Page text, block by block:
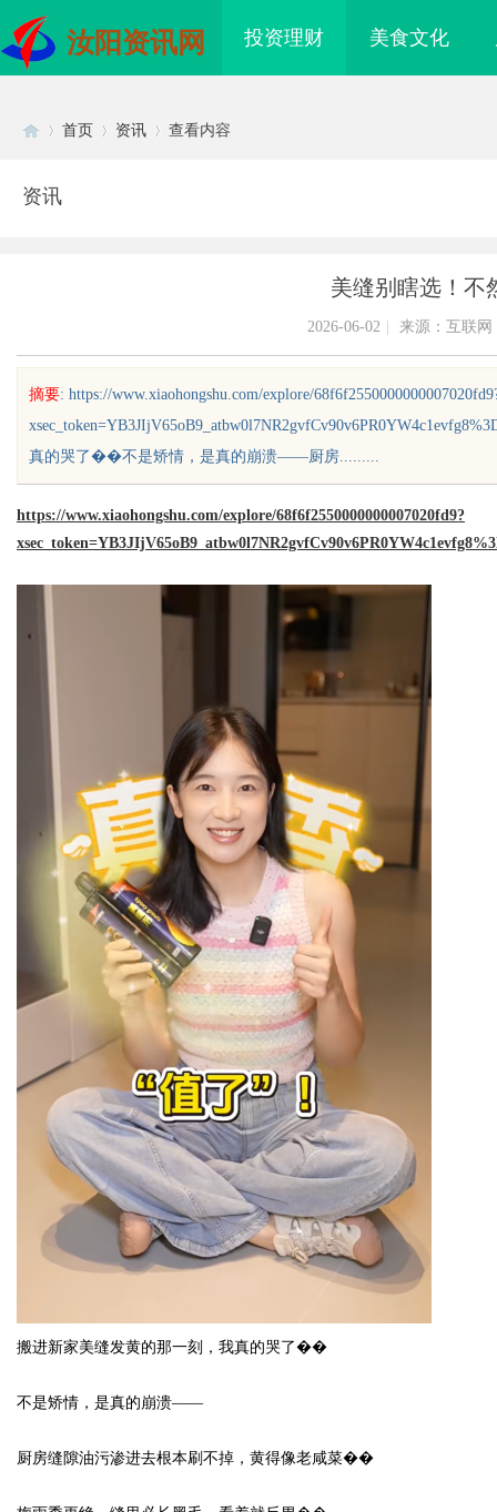
汝阳资讯网 投资理财 美食文化
sc
首页 资讯 查看内容
资讯
美缝别瞎选！不
2026-06-02 来源：互联网
摘要: https://www.xiaohongshu.com/explore/
真的哭了��不是矫情，是真的崩溃——厨房.........
https://www.xiaohongshu.com/explore/68f6f2550000000007020fd9?
搬进新家美缝发黄的那一刻，我真的哭了��
不是矫情，是真的崩溃——
厨房缝隙油污渗进去根本刷不掉，黄得像老咸菜��
费看电影的多种途径 蓝狐影视：引领国内影视内容创
多元化发展的先锋力量